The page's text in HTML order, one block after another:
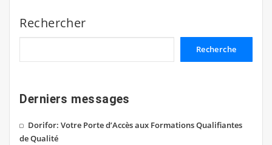
Rechercher
Recherche
Derniers messages
Dorifor: Votre Porte d’Accès aux Formations Qualifiantes
de Qualité